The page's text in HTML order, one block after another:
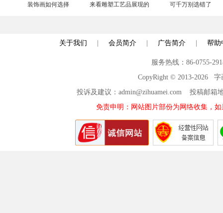
装饰画如何选择
来看雕塑工艺品展现的
可千万别选错了
关于我们 | 会员简介 | 广告简介 | 帮助
服务热线：86-0755-
CopyRight © 2013-2026 字
投诉及建议：admin@zihuamei.com 投稿邮
免责申明：网站图片部份为网络收集，